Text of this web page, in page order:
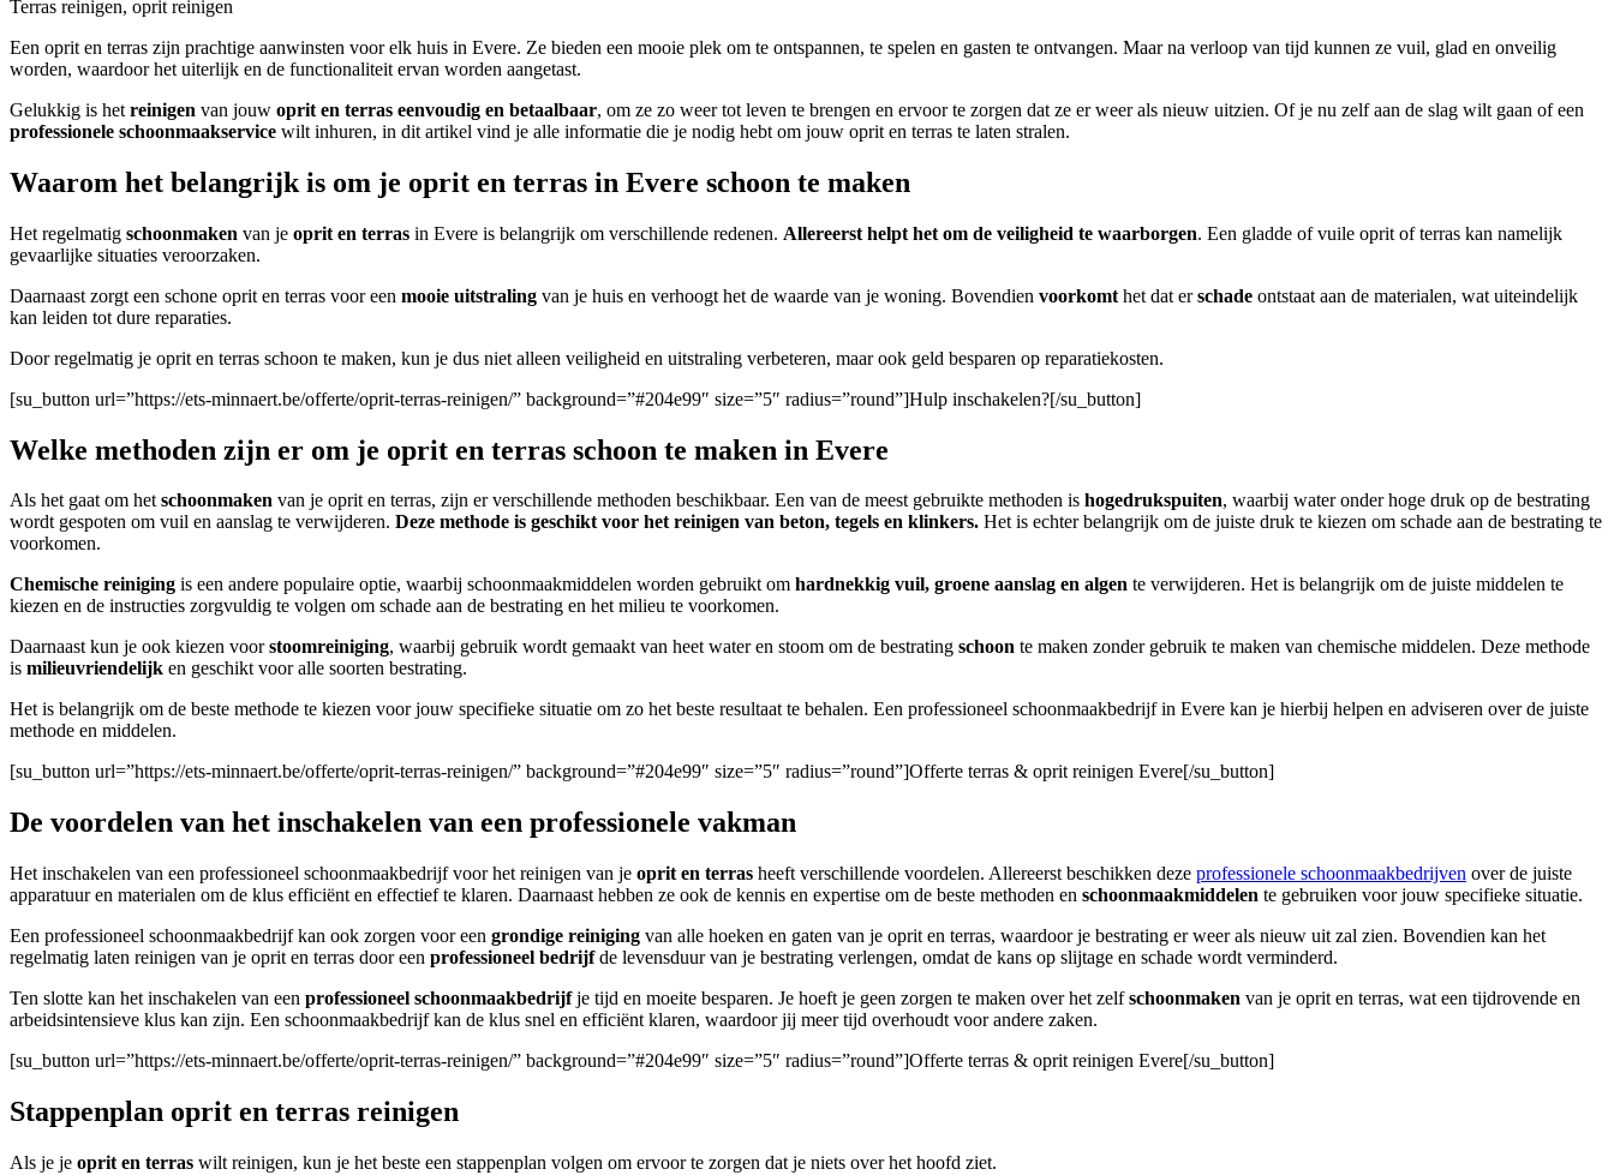
Terras reinigen, oprit reinigen
Een oprit en terras zijn prachtige aanwinsten voor elk huis in Evere. Ze bieden een mooie plek om te ontspannen, te spelen en gasten te ontvangen. Maar na verloop van tijd kunnen ze vuil, glad en onveilig
worden, waardoor het uiterlijk en de functionaliteit ervan worden aangetast.
Gelukkig is het reinigen van jouw oprit en terras eenvoudig en betaalbaar, om ze zo weer tot leven te brengen en ervoor te zorgen dat ze er weer als nieuw uitzien. Of je nu zelf aan de slag wilt gaan of een
professionele schoonmaakservice wilt inhuren, in dit artikel vind je alle informatie die je nodig hebt om jouw oprit en terras te laten stralen.
Waarom het belangrijk is om je oprit en terras in Evere schoon te maken
Het regelmatig schoonmaken van je oprit en terras in Evere is belangrijk om verschillende redenen. Allereerst helpt het om de veiligheid te waarborgen. Een gladde of vuile oprit of terras kan namelijk
gevaarlijke situaties veroorzaken.
Daarnaast zorgt een schone oprit en terras voor een mooie uitstraling van je huis en verhoogt het de waarde van je woning. Bovendien voorkomt het dat erschade ontstaat aan de materialen, wat uiteindelijk
kan leiden tot dure reparaties.
Door regelmatig je oprit en terras schoon te maken, kun je dus niet alleen veiligheid en uitstraling verbeteren, maar ook geld besparen op reparatiekosten.
[su_button url=”https://ets-minnaert.be/offerte/oprit-terras-reinigen/” background=”#204e99″ size=”5″ radius=”round”]Hulp inschakelen?[/su_button]
Welke methoden zijn er om je oprit en terras schoon te maken in Evere
Als het gaat om hetschoonmaken van je oprit en terras, zijn er verschillende methoden beschikbaar. Een van de meest gebruikte methoden is hogedrukspuiten, waarbij water onder hoge druk op de bestrating
wordt gespoten om vuil en aanslag te verwijderen. Deze methode is geschikt voor het reinigen van beton, tegels en klinkers. Het is echter belangrijk om de juiste druk te kiezen om schade aan de bestrating te
voorkomen.
Chemische reiniging is een andere populaire optie, waarbij schoonmaakmiddelen worden gebruikt om hardnekkig vuil, groene aanslag en algen te verwijderen. Het is belangrijk om de juiste middelen te
kiezen en de instructies zorgvuldig te volgen om schade aan de bestrating en het milieu te voorkomen.
Daarnaast kun je ook kiezen voorstoomreiniging, waarbij gebruik wordt gemaakt van heet water en stoom om de bestrating schoon te maken zonder gebruik te maken van chemische middelen. Deze methode
is milieuvriendelijk en geschikt voor alle soorten bestrating.
Het is belangrijk om de beste methode te kiezen voor jouw specifieke situatie om zo het beste resultaat te behalen. Een professioneel schoonmaakbedrijf in Evere kan je hierbij helpen en adviseren over de juiste
methode en middelen.
[su_button url=”https://ets-minnaert.be/offerte/oprit-terras-reinigen/” background=”#204e99″ size=”5″ radius=”round”]Offerte terras & oprit reinigen Evere[/su_button]
De voordelen van het inschakelen van een professionele vakman
Het inschakelen van een professioneel schoonmaakbedrijf voor het reinigen van je oprit en terras heeft verschillende voordelen. Allereerst beschikken deze professionele schoonmaakbedrijven over de juiste
apparatuur en materialen om de klus efficiënt en effectief te klaren. Daarnaast hebben ze ook de kennis en expertise om de beste methoden en schoonmaakmiddelen te gebruiken voor jouw specifieke situatie.
Een professioneel schoonmaakbedrijf kan ook zorgen voor een grondige reiniging van alle hoeken en gaten van je oprit en terras, waardoor je bestrating er weer als nieuw uit zal zien. Bovendien kan het
regelmatig laten reinigen van je oprit en terras door een professioneel bedrijfde levensduur van je bestrating verlengen, omdat de kans op slijtage en schade wordt verminderd.
Ten slotte kan het inschakelen van een professioneel schoonmaakbedrijfje tijd en moeite besparen. Je hoeft je geen zorgen te maken over het zelfschoonmaken van je oprit en terras, wat een tijdrovende en
arbeidsintensieve klus kan zijn. Een schoonmaakbedrijf kan de klus snel en efficiënt klaren, waardoor jij meer tijd overhoudt voor andere zaken.
[su_button url=”https://ets-minnaert.be/offerte/oprit-terras-reinigen/” background=”#204e99″ size=”5″ radius=”round”]Offerte terras & oprit reinigen Evere[/su_button]
Stappenplan oprit en terras reinigen
Als je je oprit en terras wilt reinigen, kun je het beste een stappenplan volgen om ervoor te zorgen dat je niets over het hoofd ziet.